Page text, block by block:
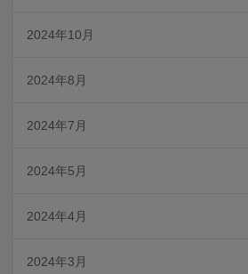
2024年10月
2024年8月
2024年7月
2024年5月
2024年4月
2024年3月